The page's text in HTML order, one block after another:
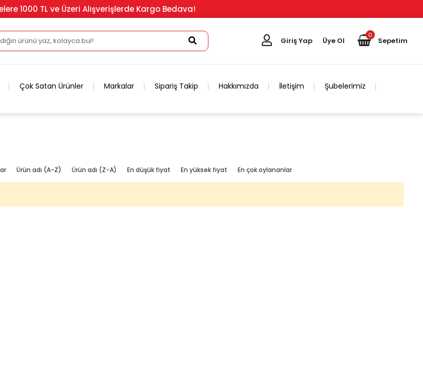
1000 TL ve Üzeri Alışverişlerde Kargo Bedava!
Giriş Yap Üye Ol
0
Sepetim
Çok Satan Ürünler Markalar Sipariş Takip Hakkımızda İletişim Şubelerimiz
Ürün adı (A-Z) Ürün adı (Z-A) En düşük fiyat En yüksek fiyat En çok oylananlar